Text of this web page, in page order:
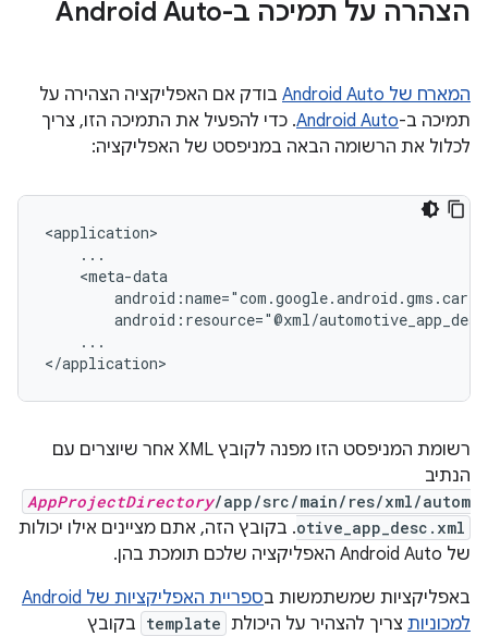
הצהרה על תמיכה ב-Android Auto
המארח של Android Auto
בודק אם האפליקציה הצהירה על
תמיכה ב-Android Auto. כדי להפעיל את התמיכה הזו, צריך
לכלול את הרשומה הבאה במניפסט של האפליקציה:
...
רשומת המניפסט הזו מפנה לקובץ XML אחר שיוצרים עם
הנתיב
AppProjectDirectory/app/src/main/res/xml/autom
otive_app_desc.xml. בקובץ הזה, אתם מציינים אילו יכולות
של Android Auto האפליקציה שלכם תומכת בהן.
באפליקציות שמשתמשות ב
ספריית האפליקציות של Android
למכוניות צריך להצהיר על היכולת template בקובץ